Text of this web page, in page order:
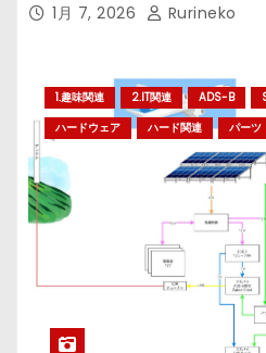
1月 7, 2026 Rurineko
1.趣味関連 2.IT関連 ADS-B
ハードウェア
ハード関連 パーツ